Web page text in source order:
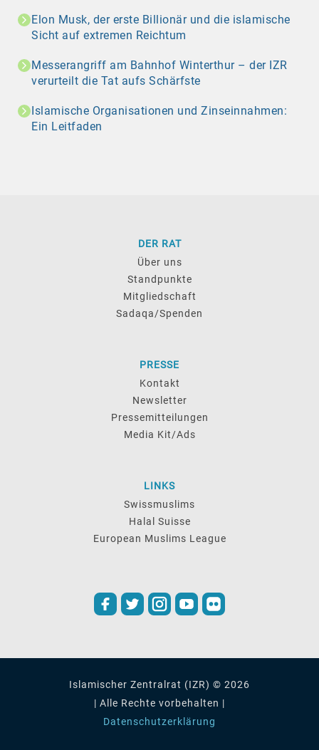
Elon Musk, der erste Billionär und die islamische
Sicht auf extremen Reichtum
Messerangriff am Bahnhof Winterthur – der IZR
verurteilt die Tat aufs Schärfste
Islamische Organisationen und Zinseinnahmen:
Ein Leitfaden
DER RAT
Über uns
Standpunkte
Mitgliedschaft
Sadaqa/Spenden
PRESSE
Kontakt
Newsletter
Pressemitteilungen
Media Kit/Ads
LINKS
Swissmuslims
Halal Suisse
European Muslims League
Islamischer Zentralrat (IZR) © 2026
| Alle Rechte vorbehalten |
Datenschutzerklärung